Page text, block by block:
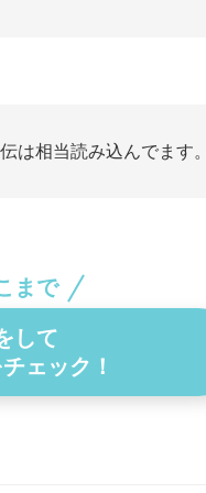
は相当読み込んでます
まで
して
ェック！